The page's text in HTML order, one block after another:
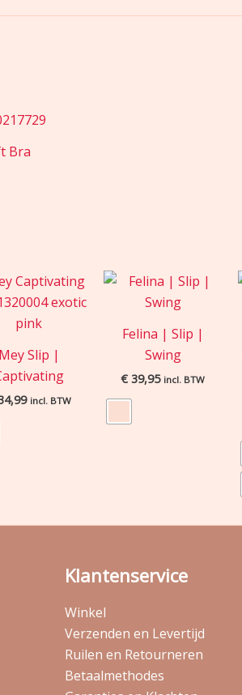
Bra
Mey Slip |
incl. BTW
Felina | Slip |
Swing
€ 39,95 incl. BTW
Klantenservice
Winkel
Verzenden en Levertijd
Ruilen en Retourneren
Betaalmethodes